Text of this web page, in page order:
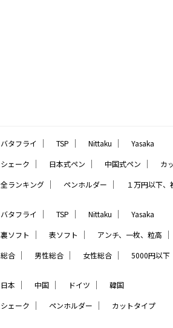
バタフライ ｜ TSP ｜ Nittaku ｜ Yasaka
シェーク ｜ 日本式ペン ｜ 中国式ペン ｜ カ
全ランキング ｜ ペンホルダー ｜ １万円以下、
バタフライ ｜ TSP ｜ Nittaku ｜ Yasaka
裏ソフト ｜ 表ソフト ｜ アンチ、一枚、粒高 ｜
総合 ｜ 男性総合 ｜ 女性総合 ｜ 5000円以下
日本 ｜ 中国 ｜ ドイツ ｜ 韓国
シェーク ｜ ペンホルダー ｜ カットタイプ